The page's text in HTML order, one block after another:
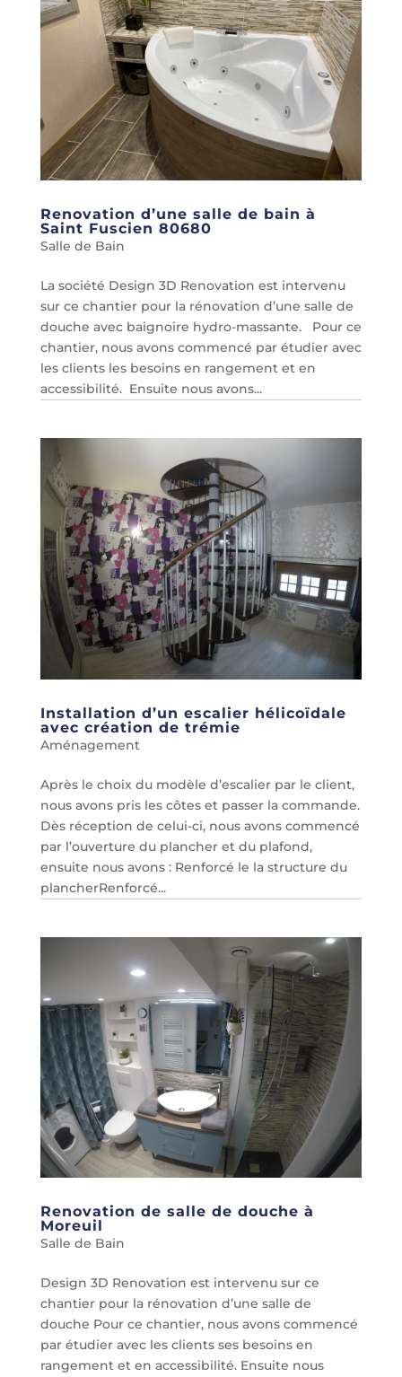
Renovation d’une salle de bain à
Saint Fuscien 80680
Salle de Bain
La société Design 3D Renovation est intervenu
sur ce chantier pour la rénovation d’une salle de
douche avec baignoire hydro-massante. Pour ce
chantier, nous avons commencé par étudier avec
les clients les besoins en rangement et en
accessibilité. Ensuite nous avons...
Installation d’un escalier hélicoïdale
avec création de trémie
Aménagement
Après le choix du modèle d’escalier par le client,
nous avons pris les côtes et passer la commande.
Dès réception de celui-ci, nous avons commencé
par l’ouverture du plancher et du plafond,
ensuite nous avons : Renforcé le la structure du
plancherRenforcé...
Renovation de salle de douche à
Moreuil
Salle de Bain
Design 3D Renovation est intervenu sur ce
chantier pour la rénovation d’une salle de
douche Pour ce chantier, nous avons commencé
par étudier avec les clients ses besoins en
rangement et en accessibilité. Ensuite nous